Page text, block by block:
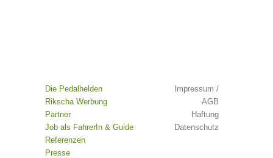
Die Pedalhelden
Rikscha Werbung
Partner
Job als FahrerIn & Guide
Referenzen
Presse
Impressum /
AGB
Haftung
Datenschutz